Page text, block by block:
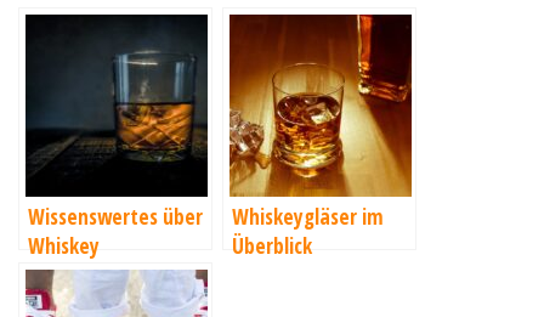
Wissenswertes über
Whiskey
Whiskeygläser im
Überblick